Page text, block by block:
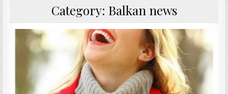
Category: Balkan news